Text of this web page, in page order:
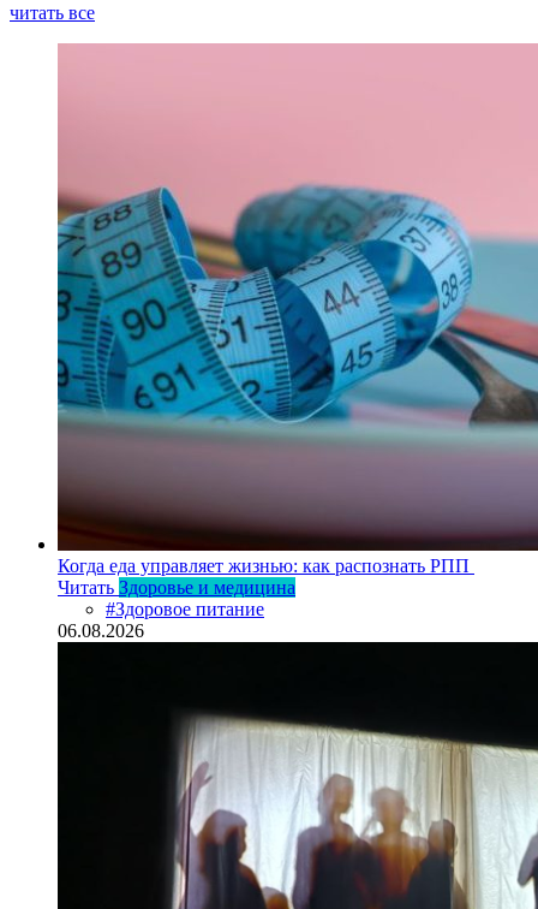
читать все
Когда еда управляет жизнью: как распознать РПП
Читать Здоровье и медицина
#Здоровое питание
06.08.2026